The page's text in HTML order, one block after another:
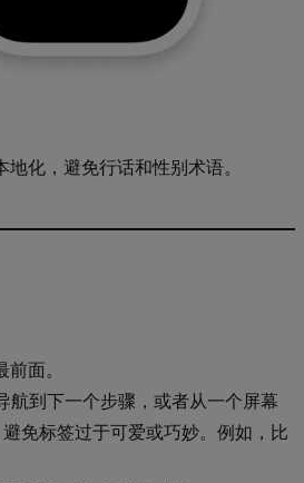
化，避免行话和性别术语。
面。
航到下一个步骤，或者从一个屏幕
免标签过于可爱或巧妙。例如，比